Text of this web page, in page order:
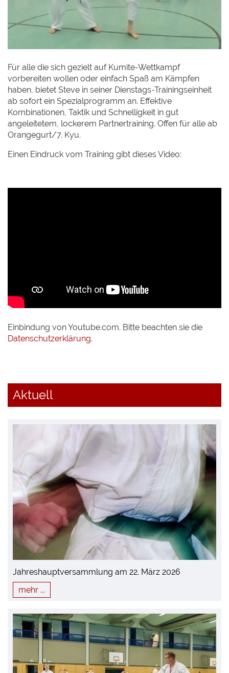
Für alle die sich gezielt auf Kumite-Wettkampf
vorbereiten wollen oder einfach Spaß am Kämpfen
haben, bietet Steve in seiner Dienstags-Trainingseinheit
ab sofort ein Spezialprogramm an. Effektive
Kombinationen, Taktik und Schnelligkeit in gut
angeleitetem, lockerem Partnertraining. Offen für alle ab
Orangegurt/7. Kyu.
Einen Eindruck vom Training gibt dieses Video:
Einbindung von Youtube.com. Bitte beachten sie die
Datenschutzerklärung.
Aktuell
Jahreshauptversammlung am 22. März 2026
mehr ...